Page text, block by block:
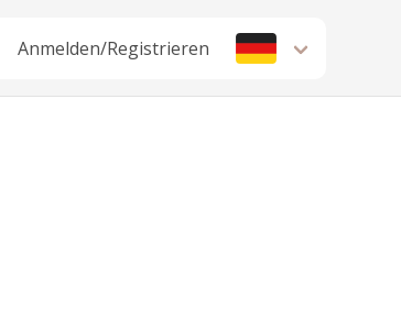
Anmelden/Registrieren